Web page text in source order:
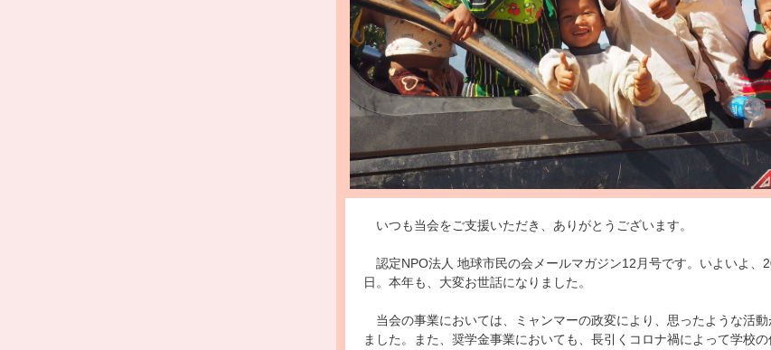
いつも当会をご支援いただき、ありがとうございます。
認定NPO法人 地球市民の会メールマガジン12月号です。いよいよ、
日。本年も、大変お世話になりました。
当会の事業においては、ミャンマーの政変により、思ったような活
ました。また、奨学金事業においても、長引くコロナ禍によって学校